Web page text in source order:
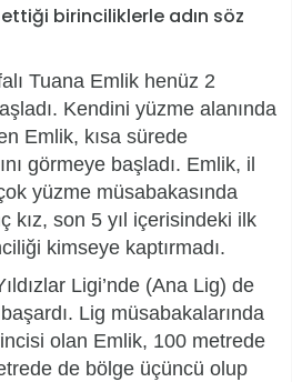
birinciliklerle adın söz
Tuana Emlik henüz 2
Kendini yüzme alanında
Emlik, kısa sürede
görmeye başladı. Emlik, il
yüzme müsabakasında
kız, son 5 yıl içerisindeki ilk
kimseye kaptırmadı.
Ligi’nde (Ana Lig) de
Lig müsabakalarında
olan Emlik, 100 metrede
de bölge üçüncü olup